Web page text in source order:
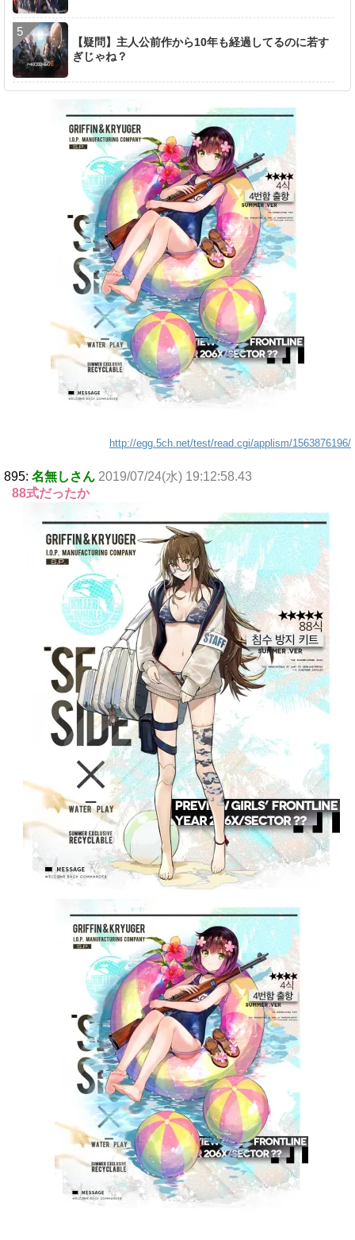
【疑問】主人公前作から10年も経過してるのに若す
ぎじゃね？
http://egg.5ch.net/test/read.cgi/applism/1563876196/
895: 名無しさん 2019/07/24(水) 19:12:58.43
88式だったか